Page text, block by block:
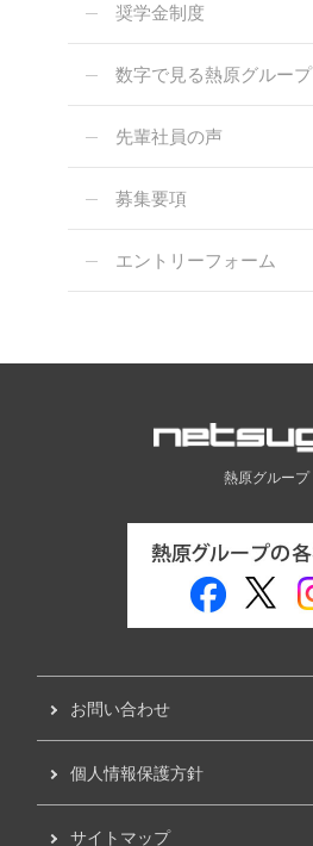
奨学金制度
数字で見る熱原グループ
先輩社員の声
募集要項
エントリーフォーム
熱原グループ
お問い合わせ
個人情報保護方針
サイトマップ